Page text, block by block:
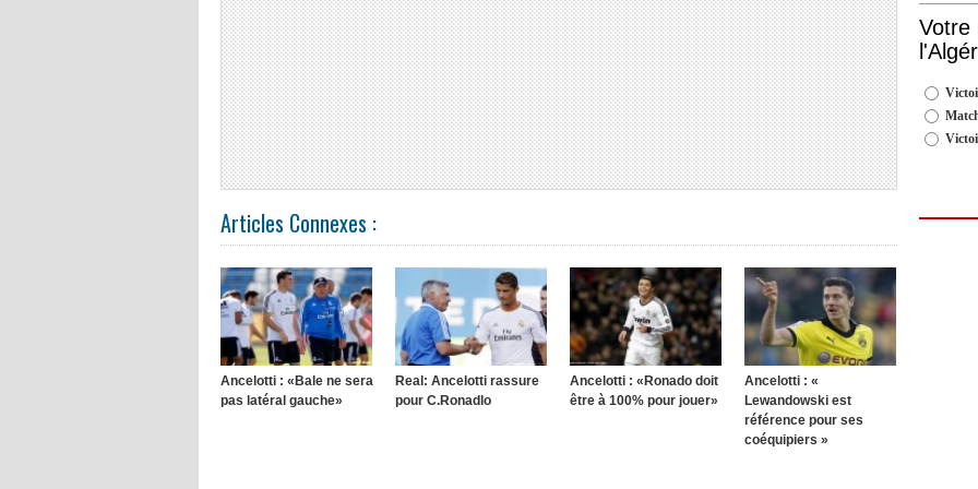
Articles Connexes :
Ancelotti : «Bale ne sera
pas latéral gauche»
Real: Ancelotti rassure
pour C.Ronadlo
Ancelotti : «Ronado doit
être à 100% pour jouer»
Ancelotti : «
Lewandowski est
référence pour ses
coéquipiers »
Votre